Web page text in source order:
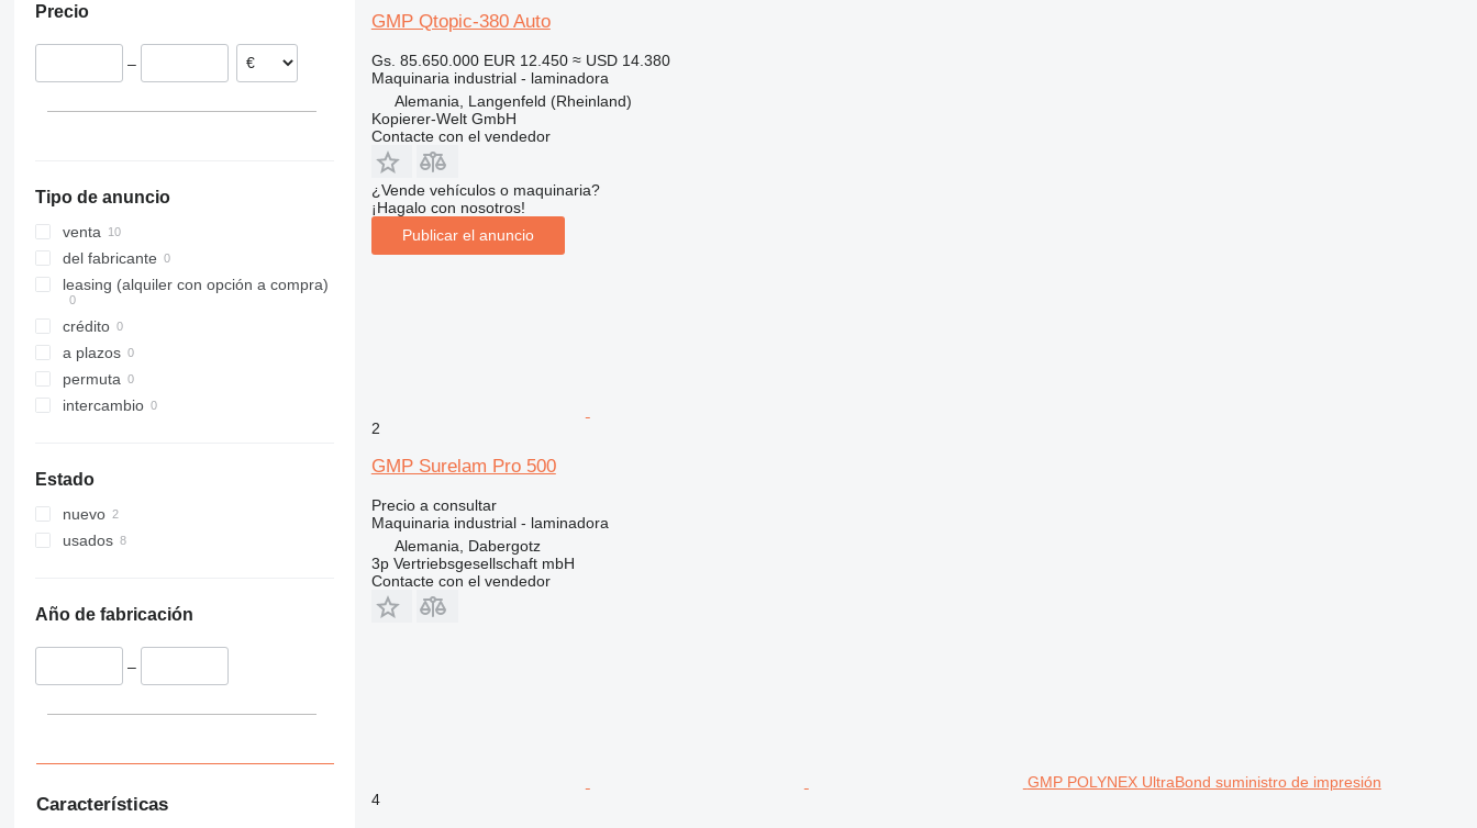
Precio
–
Tipo de anuncio
venta
del fabricante
leasing (alquiler con opción a compra)
crédito
a plazos
permuta
intercambio
Estado
nuevo
usados
Año de fabricación
–
Características
GMP Qtopic-380 Auto
Gs. 85.650.000 EUR 12.450 ≈ USD 14.380
Maquinaria industrial - laminadora
Alemania, Langenfeld (Rheinland)
Kopierer-Welt GmbH
Contacte con el vendedor
¿Vende vehículos o maquinaria?
¡Hagalo con nosotros!
Publicar el anuncio
2
GMP Surelam Pro 500
Precio a consultar
Maquinaria industrial - laminadora
Alemania, Dabergotz
3p Vertriebsgesellschaft mbH
Contacte con el vendedor
GMP POLYNEX UltraBond suministro de impresión
4